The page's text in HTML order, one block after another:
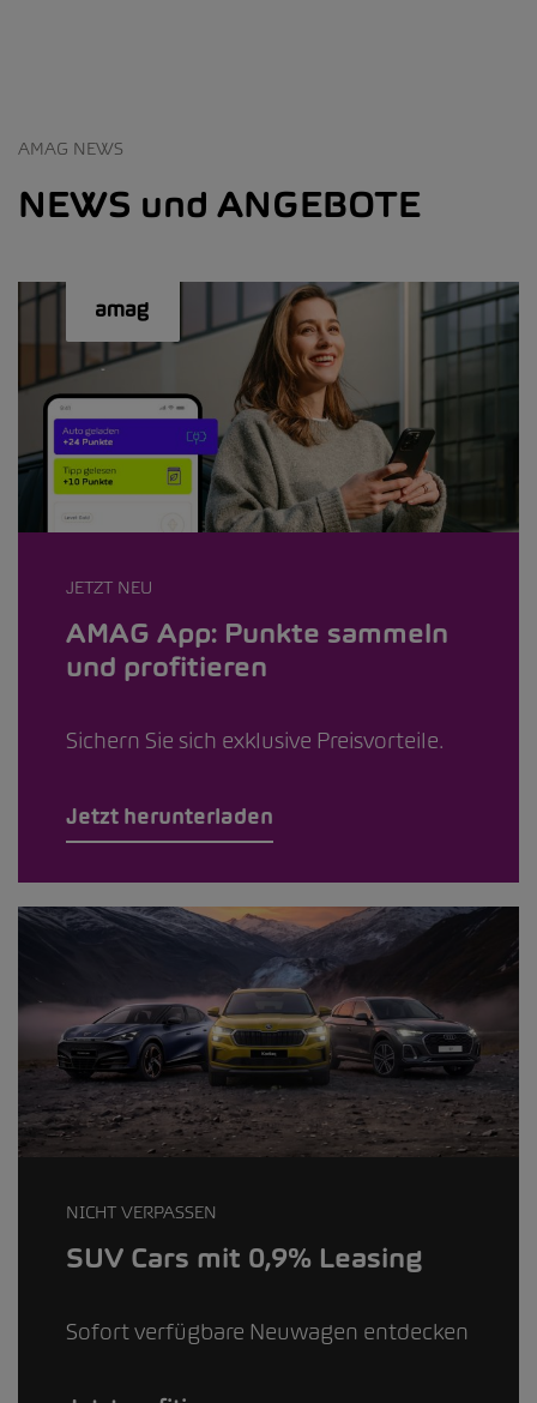
AMAG NEWS
NEWS und ANGEBOTE
JETZT NEU
AMAG App: Punkte sammeln
und profitieren
Sichern Sie sich exklusive Preisvorteile.
Jetzt herunterladen
NICHT VERPASSEN
SUV Cars mit 0,9% Leasing
Sofort verfügbare Neuwagen entdecken